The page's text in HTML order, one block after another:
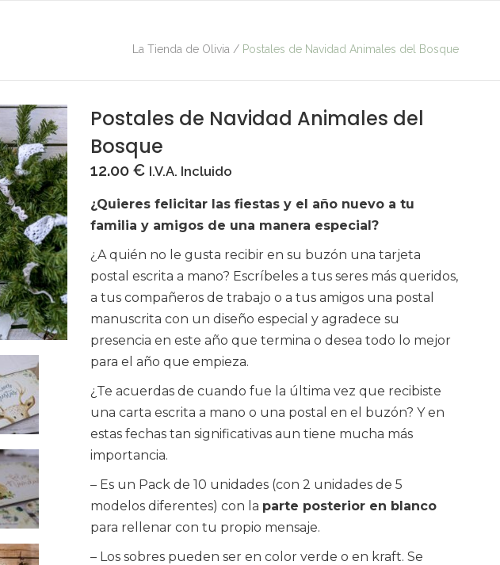
La Tienda de Olivia / Postales de Navidad Animales del Bosque
Postales de Navidad Animales del
Bosque
12.00 € I.V.A. Incluido
¿Quieres felicitar las fiestas y el año nuevo a tu
familia y amigos de una manera especial?
¿A quién no le gusta recibir en su buzón una tarjeta
postal escrita a mano? Escríbeles a tus seres más queridos,
a tus compañeros de trabajo o a tus amigos una postal
manuscrita con un diseño especial y agradece su
presencia en este año que termina o desea todo lo mejor
para el año que empieza.
¿Te acuerdas de cuando fue la última vez que recibiste
una carta escrita a mano o una postal en el buzón? Y en
estas fechas tan significativas aun tiene mucha más
importancia.
– Es un Pack de 10 unidades (con 2 unidades de 5
modelos diferentes) con la parte posterior en blanco
para rellenar con tu propio mensaje.
– Los sobres pueden ser en color verde o en kraft. Se